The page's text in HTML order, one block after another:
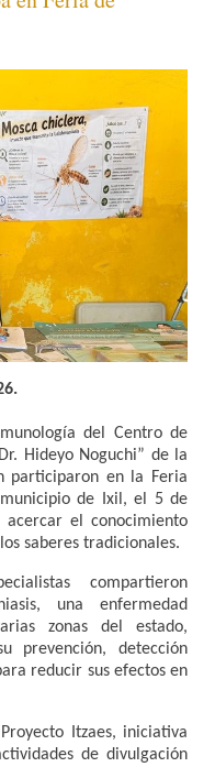
del Centro de
Hideyo Noguchi” de la
participaron en la Feria
de Ixil, el 5 de
el conocimiento
saberes tradicionales.
compartieron
una enfermedad
zonas del estado,
prevención, detección
reducir sus efectos en
Itzaes, iniciativa
de divulgación